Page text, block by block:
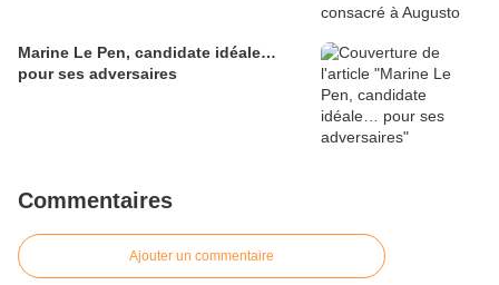
Marine Le Pen, candidate idéale…
pour ses adversaires
Commentaires
Ajouter un commentaire